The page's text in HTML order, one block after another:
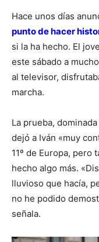
Hace unos días
punto de hacer
si la ha hecho. El
este sábado a
al televisor,
marcha.
La prueba,
dejó a Iván «muy
11º de Europa, pero
hecho algo más.
lluvioso que hacía,
no he podido
señala.